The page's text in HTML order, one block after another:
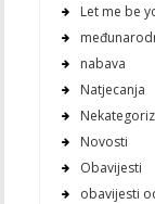
Let me be
nabava
Natjecanja
Novosti
Obavijesti
obavijesti